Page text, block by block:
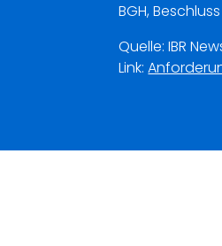
BGH,
Quelle: IBR
Link: